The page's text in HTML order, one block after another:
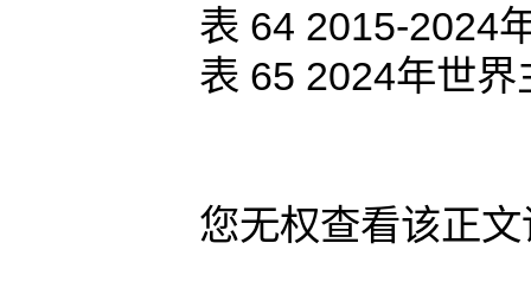
表 64 2015-2024
表 65 2024年世
您无权查看该正